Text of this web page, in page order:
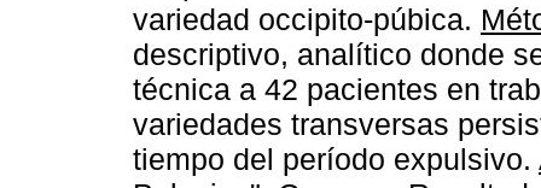
variedad occipito-púbica.
descriptivo, analítico donde
técnica a 42 pacientes en
variedades transversas
tiempo del período expulsivo.